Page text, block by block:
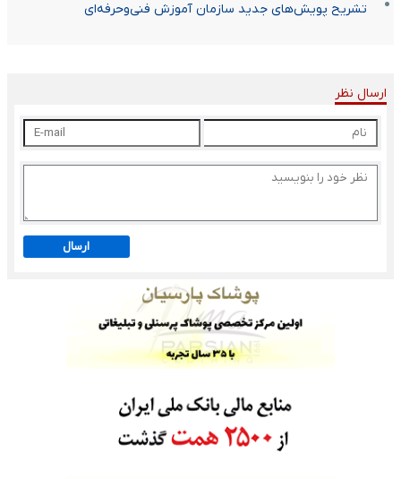
تشریح پویش‌های جدید سازمان آموزش فنی‌وحرفه‌ای
ارسال نظر
ارسال